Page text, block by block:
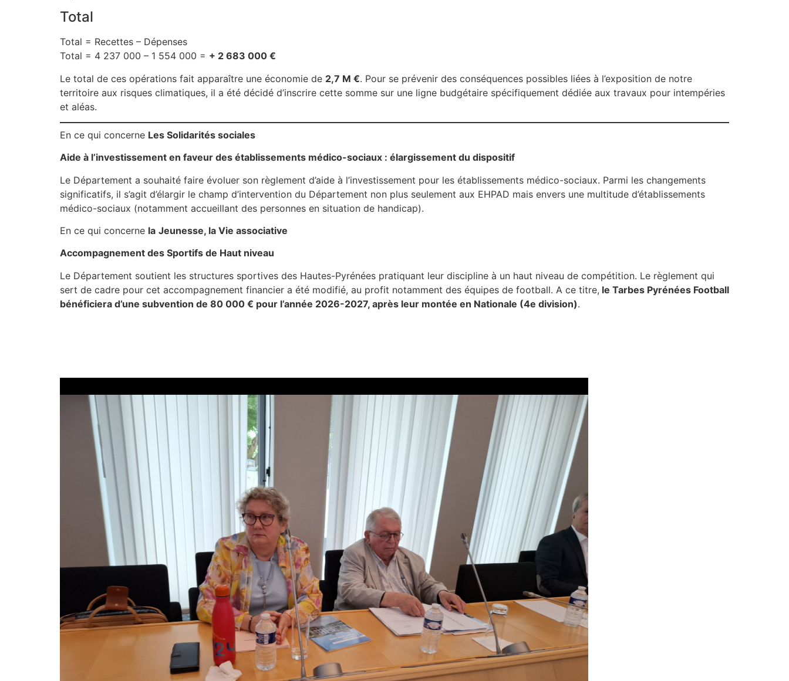
Total
Total = Recettes – Dépenses
Total = 4 237 000 – 1 554 000 = + 2 683 000 €
Le total de ces opérations fait apparaître une économie de 2,7 M €. Pour se prévenir des conséquences possibles liées à l’exposition de notre
territoire aux risques climatiques, il a été décidé d’inscrire cette somme sur une ligne budgétaire spécifiquement dédiée aux travaux pour intempéries
et aléas.
En ce qui concerne Les Solidarités sociales
Aide à l’investissement en faveur des établissements médico-sociaux : élargissement du dispositif
Le Département a souhaité faire évoluer son règlement d’aide à l’investissement pour les établissements médico-sociaux. Parmi les changements
significatifs, il s’agit d’élargir le champ d’intervention du Département non plus seulement aux EHPAD mais envers une multitude d’établissements
médico-sociaux (notamment accueillant des personnes en situation de handicap).
En ce qui concerne la Jeunesse, la Vie associative
Accompagnement des Sportifs de Haut niveau
Le Département soutient les structures sportives des Hautes-Pyrénées pratiquant leur discipline à un haut niveau de compétition. Le règlement qui
sert de cadre pour cet accompagnement financier a été modifié, au profit notamment des équipes de football. A ce titre, le Tarbes Pyrénées Football
bénéficiera d’une subvention de 80 000 € pour l’année 2026-2027, après leur montée en Nationale (4e division).